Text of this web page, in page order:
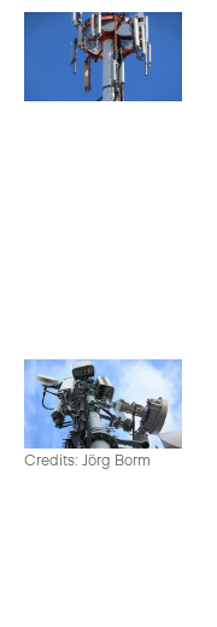
Credits: Jörg Borm